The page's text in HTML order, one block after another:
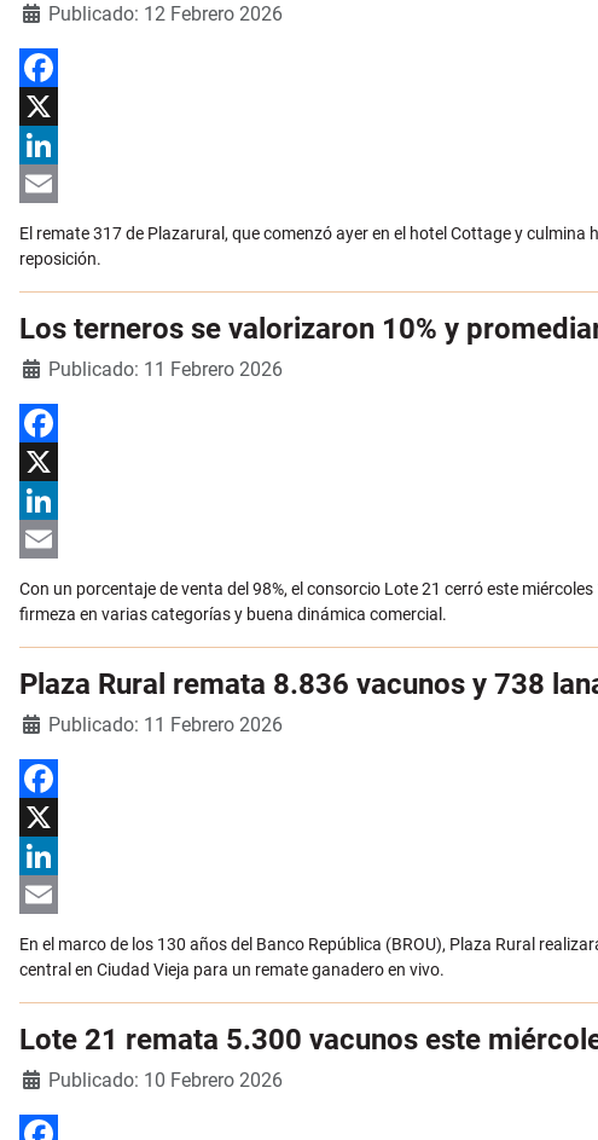
DetallesPublicado: 12 Febrero 2026
Facebook
X
LinkedIn
Email
El remate 317 de Plazarural, que comenzó ayer en el hotel Cottage y
reposición.
Los terneros se valorizaron 10% y
DetallesPublicado: 11 Febrero 2026
Facebook
X
LinkedIn
Con un porcentaje de venta del 98%, el consorcio Lote 21 cerró este
firmeza en varias categorías y buena dinámica comercial.
Plaza Rural remata 8.836 vacunos y 738
DetallesPublicado: 11 Febrero 2026
Facebook
X
LinkedIn
Email
En el marco de los 130 años del Banco República (BROU), Plaza Rural
central en Ciudad Vieja para un remate ganadero en vivo.
Lote 21 remata 5.300 vacunos este
DetallesPublicado: 10 Febrero 2026